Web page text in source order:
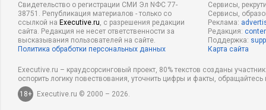
Свидетельство о регистрации СМИ Эл NФС 77-
38751. Републикация материалов - только со
ссылкой на Executive.ru, с разрешения редакции
сайта. Редакция не несет ответственности за
высказывания пользователей на сайте.
Политика обработки персональных данных
Сервисы,
Сервисы,
Реклама:
Редакция:
Поддержка:
Карта сайта
Executive.ru – краудсорсинговый проект, 80% текстов созданы
оспорить логику повествования, уточнить цифры и факты,
18+
Executive.ru © 2000 – 2026.